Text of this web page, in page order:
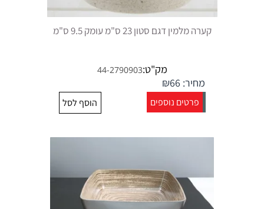
קערה מלמין דגם סטון 23 ס"מ עומק 9.5 ס"מ
מק"ט:44-2790903
מחיר: ₪66
פרטים נוספים הוסף לסל